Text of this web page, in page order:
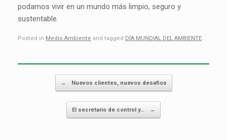
podamos vivir en un mundo más limpio, seguro y
sustentable.
Posted in Medio Ambiente and tagged DÍA MUNDIAL DEL AMBIENTE.
← Nuevos clientes, nuevos desafios
El secretario de control y… →